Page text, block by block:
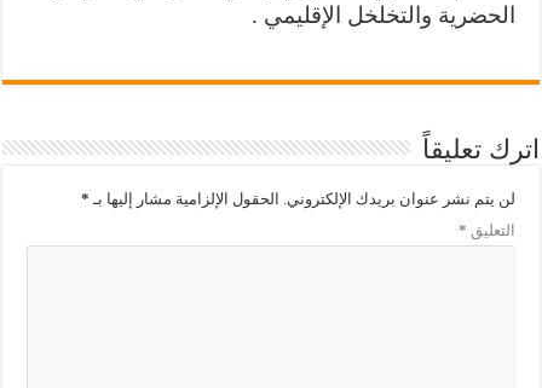
الحضرية والتخلخل الإقليمي .
اترك تعليقاً
لن يتم نشر عنوان بريدك الإلكتروني. الحقول الإلزامية مشار إليها بـ *
التعليق *